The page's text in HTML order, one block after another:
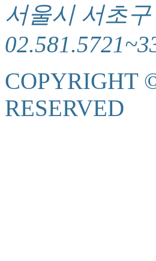
서울시 서초
COPYRIGHT
RESERVED